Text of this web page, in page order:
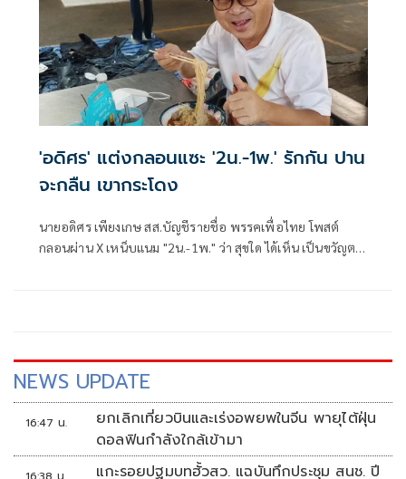
'อดิศร' แต่งกลอนแซะ '2น.-1พ.' รักกัน ปาน
จะกลืน เขากระโดง
นายอดิศร เพียงเกษ สส.บัญชีรายชื่อ พรรคเพื่อไทย โพสต์
กลอนผ่าน X เหน็บแนม "2น.-1พ." ว่า สุขใด ได้เห็น เป็นขวัญตา
NEWS UPDATE
16:47 น.
ยกเลิกเที่ยวบินและเร่งอพยพในจีน พายุไต้ฝุ่น
ดอลฟินกำลังใกล้เข้ามา
แกะรอยปฐมบทฮั้วสว. แฉบันทึกประชุม สนช. ปี